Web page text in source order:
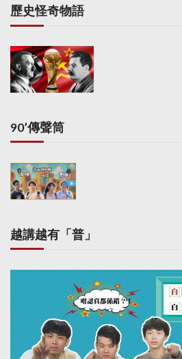
歷史怪奇物語
90’傳聲筒
越講越有「普」